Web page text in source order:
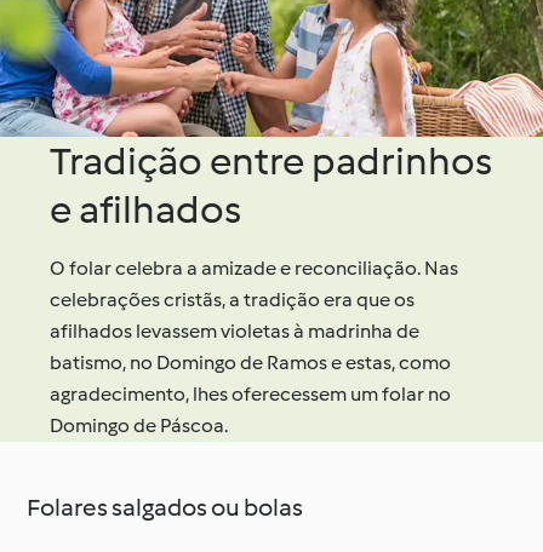
Tradição entre padrinhos
e afilhados
O folar celebra a amizade e reconciliação. Nas
celebrações cristãs, a tradição era que os
afilhados levassem violetas à madrinha de
batismo, no Domingo de Ramos e estas, como
agradecimento, lhes oferecessem um folar no
Domingo de Páscoa.
Folares salgados ou bolas